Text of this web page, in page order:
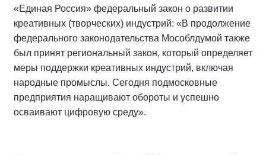
«Единая Россия» федеральный закон о развитии
креативных (творческих) индустрий: «В продолжение
федерального законодательства Мособлдумой также
был принят региональный закон, который определяет
меры поддержки креативных индустрий, включая
народные промыслы. Сегодня подмосковные
предприятия наращивают обороты и успешно
осваивают цифровую среду».